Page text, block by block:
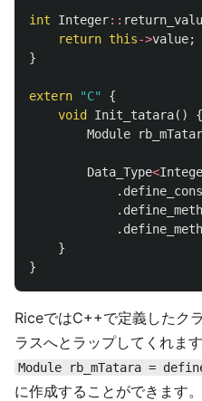
int Integer::
return this->value;
}
extern "C"
{
void
Init_tatara()
{
Module
Data_Type<
.
.
.
}
}
RiceではC++で定義したク
ラスへとラップしてくれま
Module rb_mTatara =
に作成することができます。